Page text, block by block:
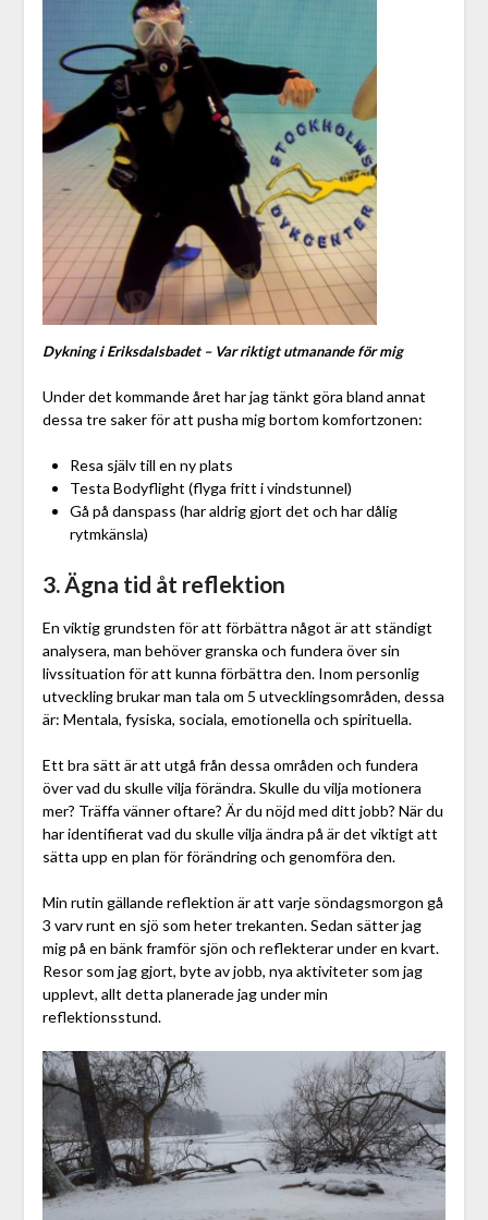
Dykning i Eriksdalsbadet – Var riktigt utmanande för mig
Under det kommande året har jag tänkt göra bland annat
dessa tre saker för att pusha mig bortom komfortzonen:
Resa själv till en ny plats
Testa Bodyflight (flyga fritt i vindstunnel)
Gå på danspass (har aldrig gjort det och har dålig
rytmkänsla)
3. Ägna tid åt reflektion
En viktig grundsten för att förbättra något är att ständigt
analysera, man behöver granska och fundera över sin
livssituation för att kunna förbättra den. Inom personlig
utveckling brukar man tala om 5 utvecklingsområden, dessa
är: Mentala, fysiska, sociala, emotionella och spirituella.
Ett bra sätt är att utgå från dessa områden och fundera
över vad du skulle vilja förändra. Skulle du vilja motionera
mer? Träffa vänner oftare? Är du nöjd med ditt jobb? När du
har identifierat vad du skulle vilja ändra på är det viktigt att
sätta upp en plan för förändring och genomföra den.
Min rutin gällande reflektion är att varje söndagsmorgon gå
3 varv runt en sjö som heter trekanten. Sedan sätter jag
mig på en bänk framför sjön och reflekterar under en kvart.
Resor som jag gjort, byte av jobb, nya aktiviteter som jag
upplevt, allt detta planerade jag under min
reflektionsstund.